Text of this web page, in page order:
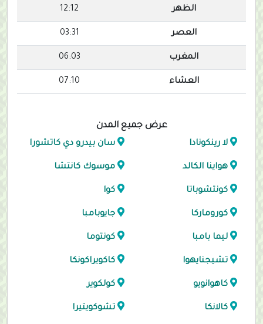
الظهر 12:12
العصر 03:31
المغرب 06:03
العشاء 07:10
عرض جميع المدن
لا رينكونادا سان بيدرو دي كاتشورا
هواينا الكالد موسوك كانتشا
كونتشوباتا كوا
كوروماركا جايوبامبا
ليما بامبا كونتوما
تشيجنايهوا كاكويراكونكا
كاهوانويو كولكوير
كالانكا تشوكويتيرا